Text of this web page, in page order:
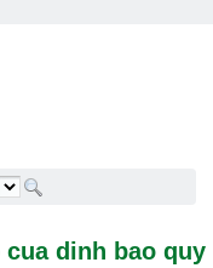
bao quy dau -
dinh bao quy